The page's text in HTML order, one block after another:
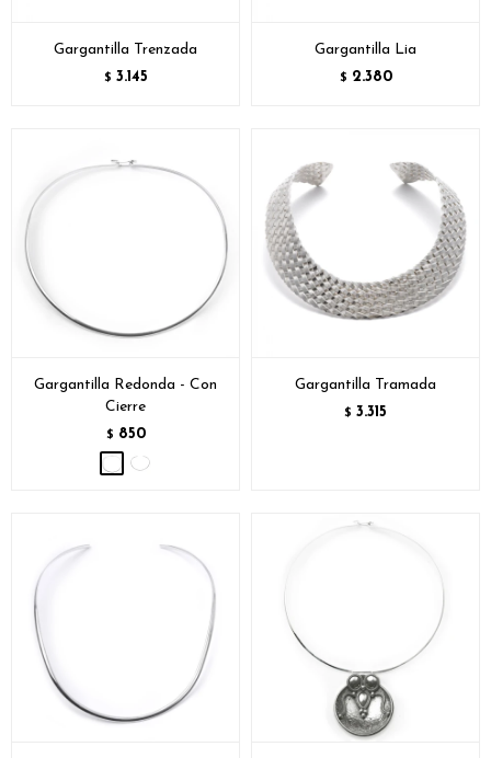
Gargantilla Trenzada
$ 3.145
Gargantilla Lia
$ 2.380
Gargantilla Redonda - Con
Cierre
$ 850
Gargantilla Tramada
$ 3.315